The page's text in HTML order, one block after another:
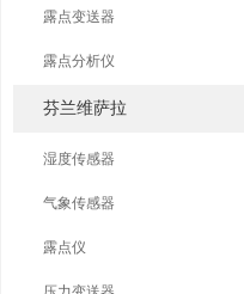
露点变送器
露点分析仪
芬兰维萨拉
湿度传感器
气象传感器
露点仪